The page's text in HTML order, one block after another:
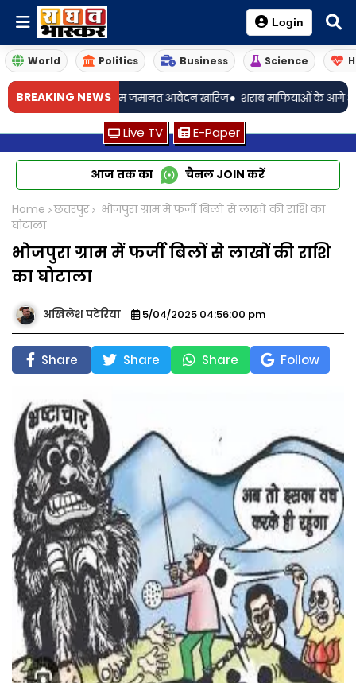
Login
World Politics Business Science
BREAKING NEWS
शर्मा का अग्रिम जमानत आवेदन खारिज• शराब माफियाओं के आगे आबकारी
Live TV E-Paper
आज तक का चैनल JOIN करें
Home छतरपुर
भोजपुरा ग्राम में फर्जी बिलों से लाखों की राशि का
घोटाला
भोजपुरा ग्राम में फर्जी बिलों से लाखों की राशि
का घोटाला
अखिलेश पटेरिया 5/04/2025 04:56:00 pm
Share Share Share Follow